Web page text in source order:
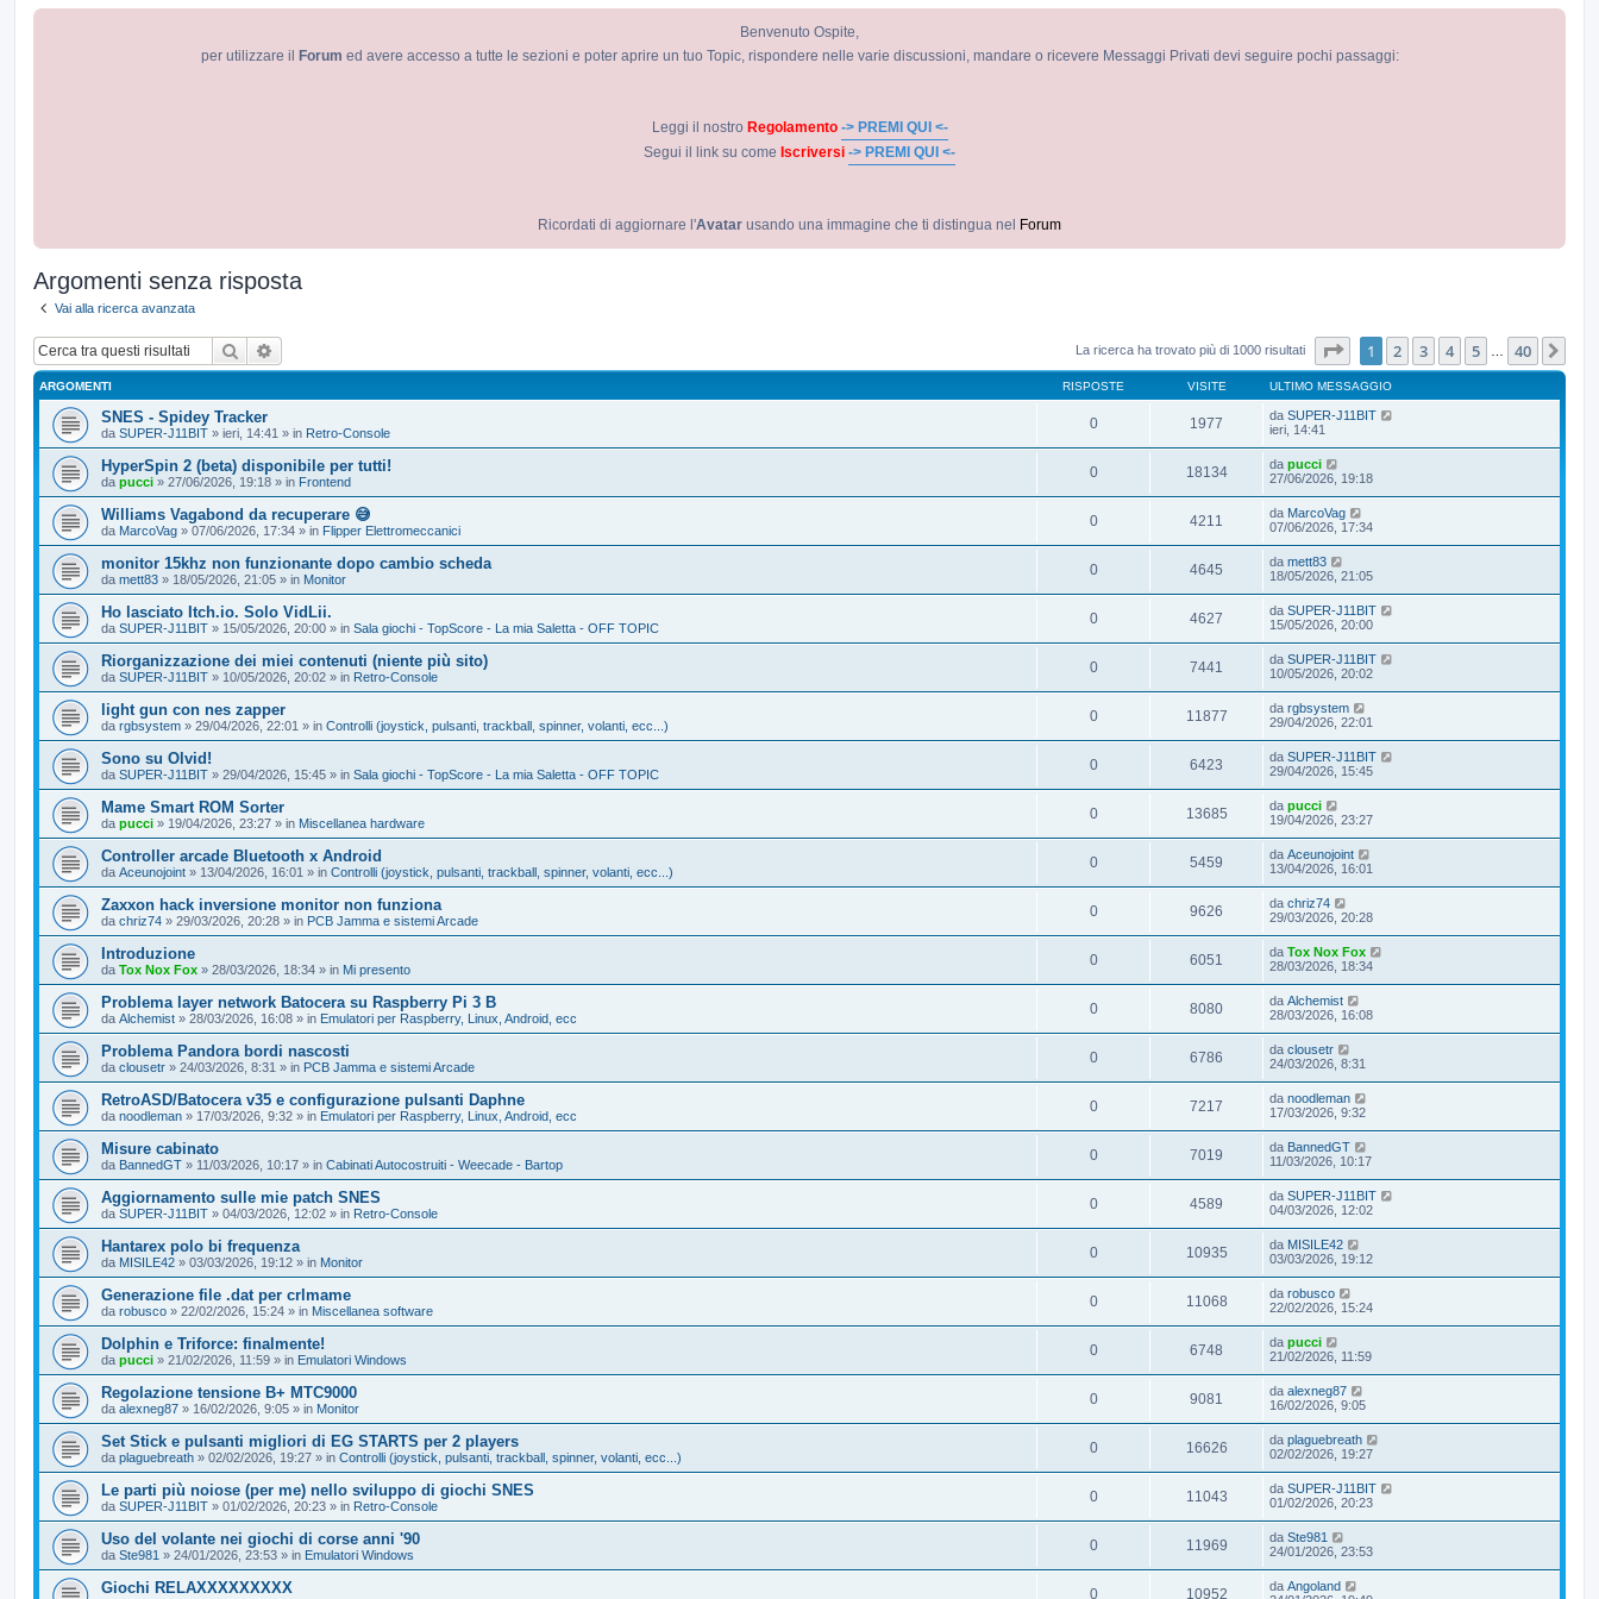
Benvenuto Ospite,
per utilizzare il
Forum ed avere accesso a tutte le sezioni e poter aprire un tuo Topic, rispondere nelle varie discussioni, mandare o ricevere Messaggi Privati devi seguire pochi passaggi:
Leggi il nostro Regolamento -> PREMI QUI <-
Segui il link su come Iscriversi -> PREMI QUI <-
Ricordati di aggiornare l'Avatar usando una immagine che ti distingua nel Forum
Argomenti senza risposta
Vai alla ricerca avanzata
Cerca La ricerca ha trovato più di 1000 risultati Pagina1 di
1 2 3 4 5 40
ARGOMENTI RISPOSTE VISITE ULTIMO MESSAGGIO
SNES - Spidey Tracker
da SUPER-J11BIT » ieri, 14:41 » in Retro-Console
0 1977 da SUPER-J11BIT
ieri, 14:41
HyperSpin 2 (beta) disponibile per tutti!
da pucci » 27/06/2026, 19:18 » in Frontend
0 18134 da pucci
27/06/2026, 19:18
Williams Vagabond da recuperare 😅
da MarcoVag » 07/06/2026, 17:34 » in Flipper Elettromeccanici
0 4211 da MarcoVag
07/06/2026, 17:34
monitor 15khz non funzionante dopo cambio scheda
da mett83 » 18/05/2026, 21:05 » in Monitor
0 4645 da mett83
18/05/2026, 21:05
Ho lasciato Itch.io. Solo VidLii.
da SUPER-J11BIT » 15/05/2026, 20:00 » in Sala giochi - TopScore - La mia Saletta - OFF TOPIC
0 4627 da SUPER-J11BIT
15/05/2026, 20:00
Riorganizzazione dei miei contenuti (niente più sito)
da SUPER-J11BIT » 10/05/2026, 20:02 » in Retro-Console
0 7441 da SUPER-J11BIT
10/05/2026, 20:02
light gun con nes zapper
da rgbsystem » 29/04/2026, 22:01 » in Controlli (joystick, pulsanti, trackball, spinner, volanti, ecc...)
0 11877 da rgbsystem
29/04/2026, 22:01
Sono su Olvid!
da SUPER-J11BIT » 29/04/2026, 15:45 » in Sala giochi - TopScore - La mia Saletta - OFF TOPIC
0 6423 da SUPER-J11BIT
29/04/2026, 15:45
Mame Smart ROM Sorter
da pucci » 19/04/2026, 23:27 » in Miscellanea hardware
0 13685 da pucci
19/04/2026, 23:27
Controller arcade Bluetooth x Android
da Aceunojoint » 13/04/2026, 16:01 » in Controlli (joystick, pulsanti, trackball, spinner, volanti, ecc...)
0 5459 da Aceunojoint
13/04/2026, 16:01
Zaxxon hack inversione monitor non funziona
da chriz74 » 29/03/2026, 20:28 » in PCB Jamma e sistemi Arcade
0 9626 da chriz74
29/03/2026, 20:28
Introduzione
da Tox Nox Fox » 28/03/2026, 18:34 » in Mi presento
0 6051 da Tox Nox Fox
28/03/2026, 18:34
Problema layer network Batocera su Raspberry Pi 3 B
da Alchemist » 28/03/2026, 16:08 » in Emulatori per Raspberry, Linux, Android, ecc
0 8080 da Alchemist
28/03/2026, 16:08
Problema Pandora bordi nascosti
da clousetr » 24/03/2026, 8:31 » in PCB Jamma e sistemi Arcade
0 6786 da clousetr
24/03/2026, 8:31
RetroASD/Batocera v35 e configurazione pulsanti Daphne
da noodleman » 17/03/2026, 9:32 » in Emulatori per Raspberry, Linux, Android, ecc
0 7217 da noodleman
17/03/2026, 9:32
Misure cabinato
da BannedGT » 11/03/2026, 10:17 » in Cabinati Autocostruiti - Weecade - Bartop
0 7019 da BannedGT
11/03/2026, 10:17
Aggiornamento sulle mie patch SNES
da SUPER-J11BIT » 04/03/2026, 12:02 » in Retro-Console
0 4589 da SUPER-J11BIT
04/03/2026, 12:02
Hantarex polo bi frequenza
da MISILE42 » 03/03/2026, 19:12 » in Monitor
0 10935 da MISILE42
03/03/2026, 19:12
Generazione file .dat per crlmame
da robusco » 22/02/2026, 15:24 » in Miscellanea software
0 11068 da robusco
22/02/2026, 15:24
Dolphin e Triforce: finalmente!
da pucci » 21/02/2026, 11:59 » in Emulatori Windows
0 6748 da pucci
21/02/2026, 11:59
Regolazione tensione B+ MTC9000
da alexneg87 » 16/02/2026, 9:05 » in Monitor
0 9081 da alexneg87
16/02/2026, 9:05
Set Stick e pulsanti migliori di EG STARTS per 2 players
da plaguebreath » 02/02/2026, 19:27 » in Controlli (joystick, pulsanti, trackball, spinner, volanti, ecc...)
0 16626 da plaguebreath
02/02/2026, 19:27
Le parti più noiose (per me) nello sviluppo di giochi SNES
da SUPER-J11BIT » 01/02/2026, 20:23 » in Retro-Console
0 11043 da SUPER-J11BIT
01/02/2026, 20:23
Uso del volante nei giochi di corse anni '90
da Ste981 » 24/01/2026, 23:53 » in Emulatori Windows
0 11969 da Ste981
24/01/2026, 23:53
Giochi RELAXXXXXXXXX 0 10952 da Angoland